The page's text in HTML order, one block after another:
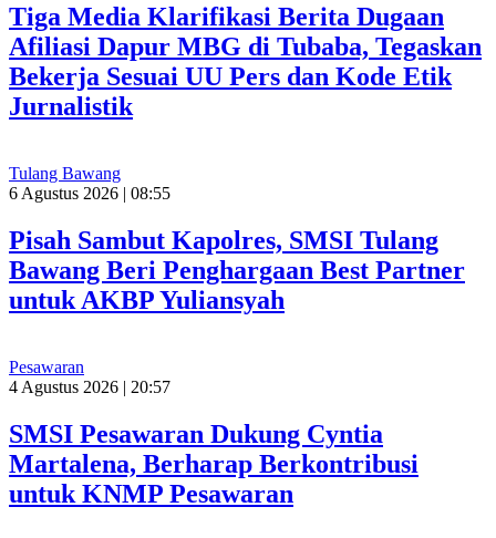
Tiga Media Klarifikasi Berita Dugaan
Afiliasi Dapur MBG di Tubaba, Tegaskan
Bekerja Sesuai UU Pers dan Kode Etik
Jurnalistik
Tulang Bawang
6 Agustus 2026 | 08:55
Pisah Sambut Kapolres, SMSI Tulang
Bawang Beri Penghargaan Best Partner
untuk AKBP Yuliansyah
Pesawaran
4 Agustus 2026 | 20:57
SMSI Pesawaran Dukung Cyntia
Martalena, Berharap Berkontribusi
untuk KNMP Pesawaran